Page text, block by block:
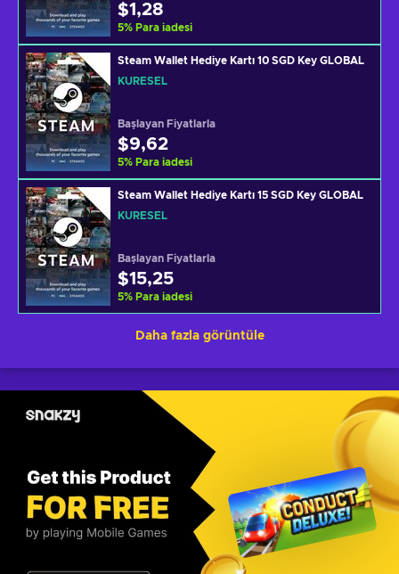
$1,28
5% Para iadesi
Steam Wallet Hediye Kartı 10 SGD Key GLOBAL
KÜRESEL
Başlayan Fiyatlarla
$9,62
5% Para iadesi
Steam Wallet Hediye Kartı 15 SGD Key GLOBAL
KÜRESEL
Başlayan Fiyatlarla
$15,25
5% Para iadesi
Daha fazla görüntüle